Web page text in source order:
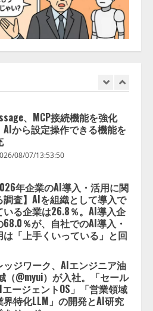
08/07/17:53:45
年企業のAI導入・活用に関
調査】AIを組織として導入で
いる企業は26.8％。AI導入企
％が、自社でのAI導入・
は「上手くいっている」と回
08/07/13:53:50
ッジワーク、AIエンジニア油
（@myui）が入社。「セール
エージェントOS」「営業領域
界特化LLM」の開発とAI研究
をリード
動開発の推進に向けて
Technologies JSC.」と業
携